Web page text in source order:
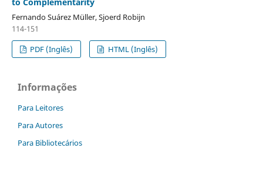
Fernando Suárez Müller, Sjoerd Robijn
114-151
PDF (Inglês)
HTML (Inglês)
Informações
Para Leitores
Para Autores
Para Bibliotecários